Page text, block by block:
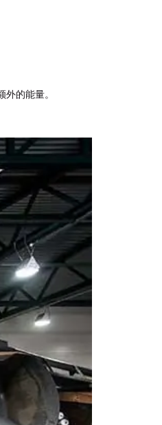
的能量。